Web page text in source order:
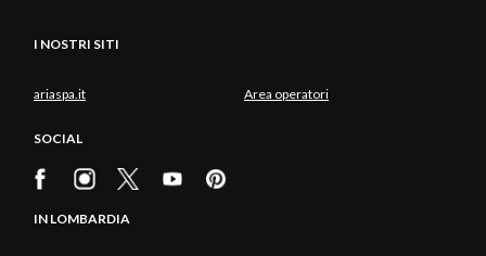
I NOSTRI SITI
ariaspa.it Area operatori
SOCIAL
IN LOMBARDIA